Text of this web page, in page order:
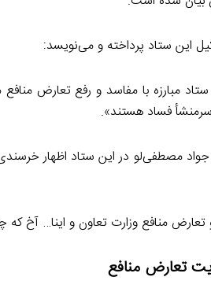
این ستاد پرداخته و می‌نویسد:
ستاد مبارزه با مفاسد و رفع تعارض
فساد هستند».
مصطفی‌لو در این ستاد اظهار
تعارض منافع وزارت تعاون و اینا…
تعارض منافع